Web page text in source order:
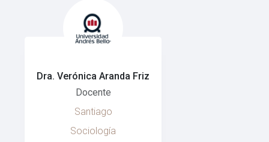
Dra. Verónica Aranda Friz
Docente
Santiago
Sociología